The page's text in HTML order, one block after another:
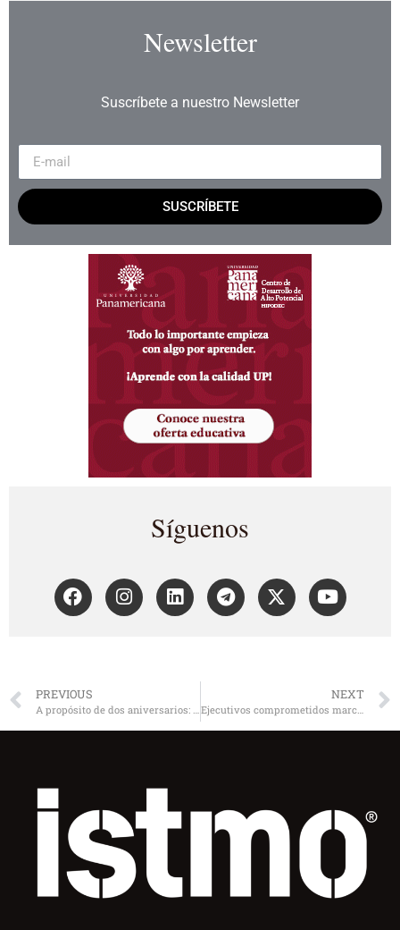
Newsletter
Suscríbete a nuestro Newsletter
SUSCRÍBETE
Síguenos
PREVIOUS NEXT
Ejecutivos comprometidos marcan la diferencia